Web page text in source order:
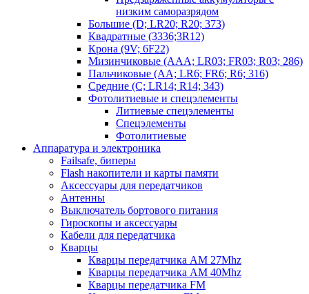
низким саморазрядом
Большие (D; LR20; R20; 373)
Квадратные (3336;3R12)
Крона (9V; 6F22)
Мизинчиковые (AAA; LR03; FR03; R03; 286)
Пальчиковые (AA; LR6; FR6; R6; 316)
Средние (C; LR14; R14; 343)
Фотолитиевые и спецэлементы
Литиевые спецэлементы
Спецэлементы
Фотолитиевые
Аппаратура и электроника
Failsafe, биперы
Flash накопители и карты памяти
Аксессуары для передатчиков
Антенны
Выключатель бортового питания
Гироскопы и аксессуары
Кабели для передатчика
Кварцы
Кварцы передатчика AM 27Mhz
Кварцы передатчика AM 40Mhz
Кварцы передатчика FM